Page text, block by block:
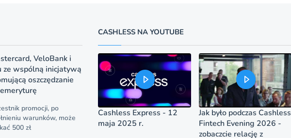
VeloBank i
ze wspólną inicjatywą
oszczędzanie
promocji, po
warunków, może
500 zł
CASHLESS NA YOUTUBE
Cashless Express - 12
maja 2025 r.
Jak było podczas Cashless
Fintech Evening 2026 -
zobaczcie relację z